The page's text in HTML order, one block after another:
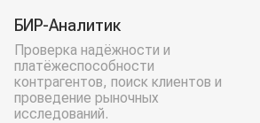
БИР-Аналитик
Проверка надёжности и
платёжеспособности
контрагентов, поиск клиентов и
проведение рыночных
исследований.